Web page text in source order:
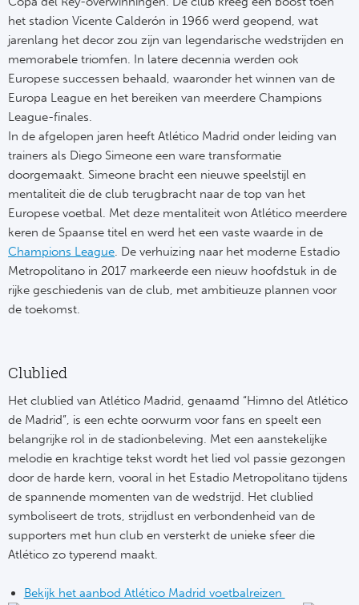
het stadion Vicente Calderón in 1966 werd geopend, wat
jarenlang het decor zou zijn van legendarische wedstrijden en
memorabele triomfen. In latere decennia werden ook
Europese successen behaald, waaronder het winnen van de
Europa League en het bereiken van meerdere Champions
League-finales.
In de afgelopen jaren heeft Atlético Madrid onder leiding van
trainers als Diego Simeone een ware transformatie
doorgemaakt. Simeone bracht een nieuwe speelstijl en
mentaliteit die de club terugbracht naar de top van het
Europese voetbal. Met deze mentaliteit won Atlético meerdere
keren de Spaanse titel en werd het een vaste waarde in de
Champions League. De verhuizing naar het moderne Estadio
Metropolitano in 2017 markeerde een nieuw hoofdstuk in de
rijke geschiedenis van de club, met ambitieuze plannen voor
de toekomst.
Clublied
Het clublied van Atlético Madrid, genaamd “Himno del Atlético
de Madrid”, is een echte oorwurm voor fans en speelt een
belangrijke rol in de stadionbeleving. Met een aanstekelijke
melodie en krachtige tekst wordt het lied vol passie gezongen
door de harde kern, vooral in het Estadio Metropolitano tijdens
de spannende momenten van de wedstrijd. Het clublied
symboliseert de trots, strijdlust en verbondenheid van de
supporters met hun club en versterkt de unieke sfeer die
Atlético zo typerend maakt.
Bekijk het aanbod Atlético Madrid voetbalreizen